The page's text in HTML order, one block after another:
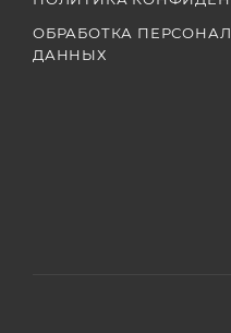
ОБРАБОТКА
ДАННЫХ